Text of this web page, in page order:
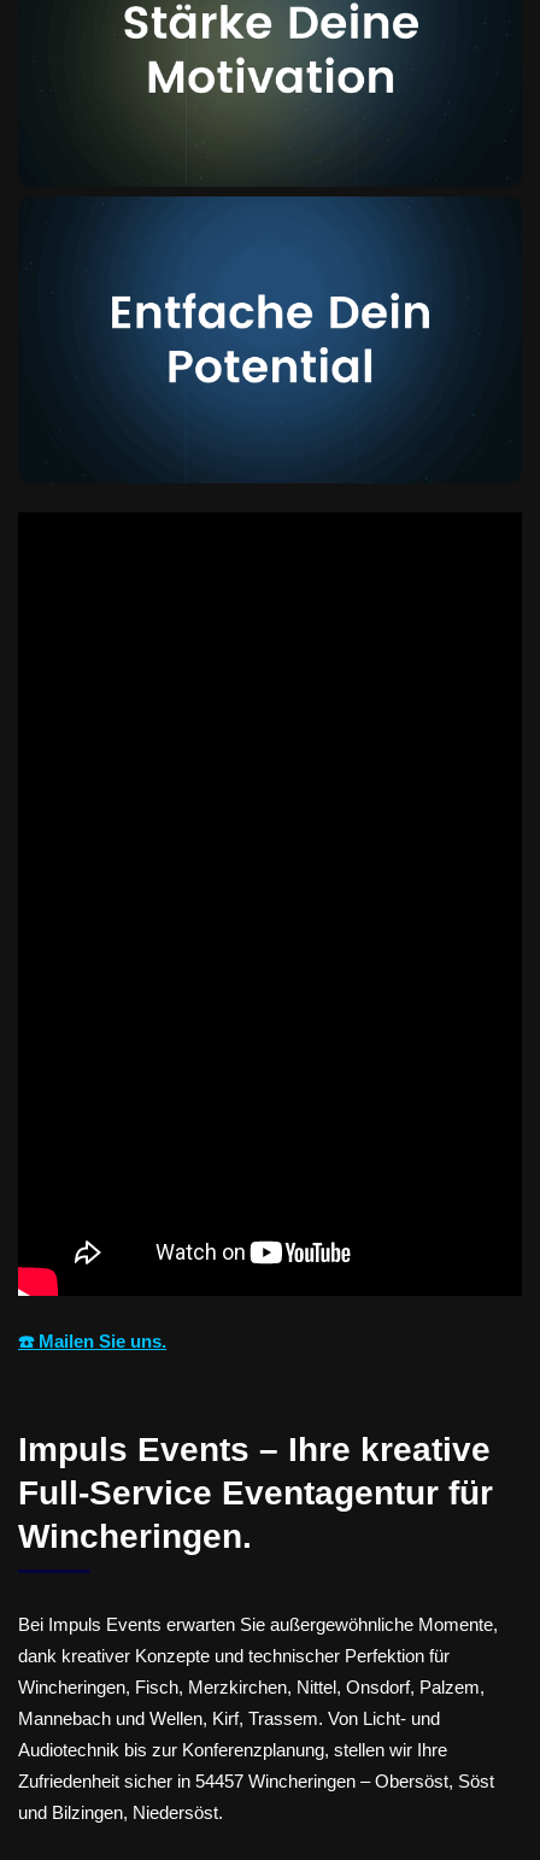
☎️ Mailen Sie uns.
Impuls Events – Ihre kreative
Full-Service Eventagentur für
Wincheringen.
Bei Impuls Events erwarten Sie außergewöhnliche Momente,
dank kreativer Konzepte und technischer Perfektion für
Wincheringen, Fisch, Merzkirchen, Nittel, Onsdorf, Palzem,
Mannebach und Wellen, Kirf, Trassem. Von Licht- und
Audiotechnik bis zur Konferenzplanung, stellen wir Ihre
Zufriedenheit sicher in 54457 Wincheringen – Obersöst, Söst
und Bilzingen, Niedersöst.